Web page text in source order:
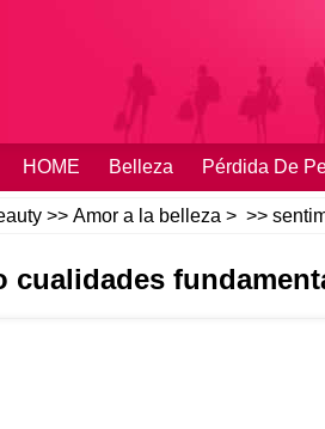
HOME Belleza Pérdida De
>> Amor a la belleza > >>
cualidades